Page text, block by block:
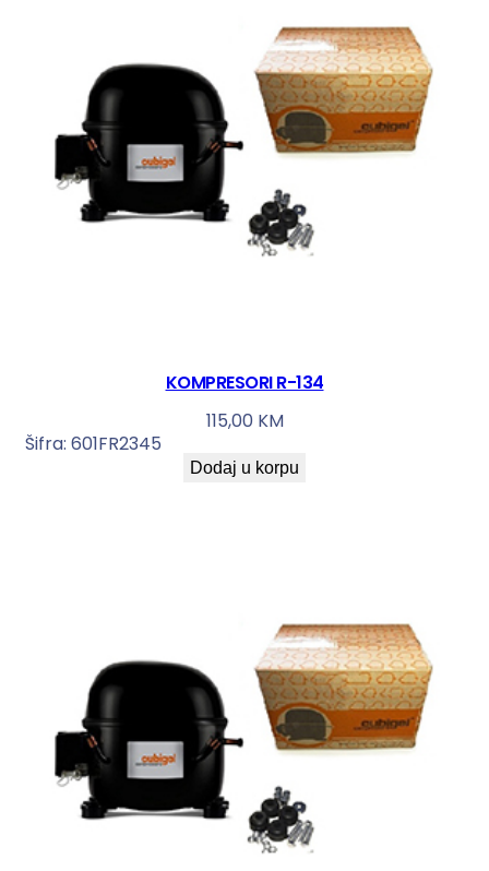
KOMPRESORI R-134
115,00 KM
Šifra: 601FR2345
Dodaj u korpu